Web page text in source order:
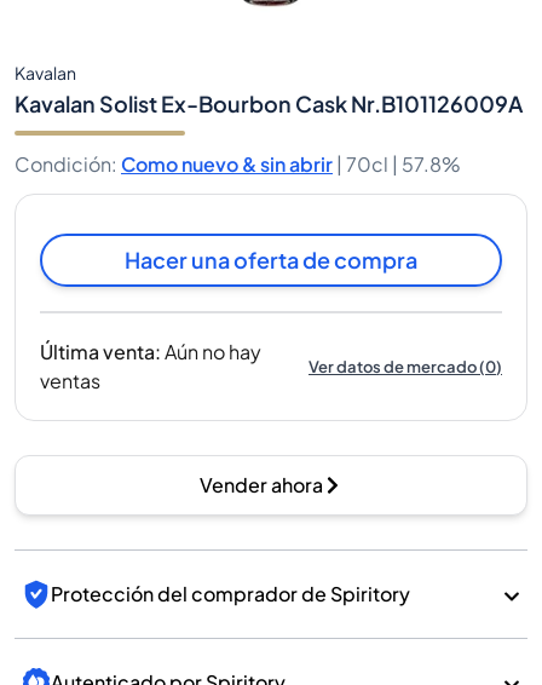
Kavalan
Kavalan Solist Ex-Bourbon Cask Nr.B101126009A
Condición: Como nuevo & sin abrir | 70cl | 57.8%
Hacer una oferta de compra
Última venta:Aún no hay
ventas
Ver datos de mercado(0)
Vender ahora
Protección del comprador de Spiritory